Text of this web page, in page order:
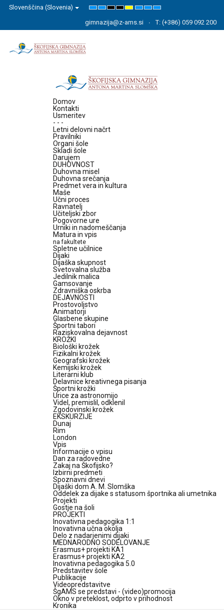
Slovenščina (Slovenia)
Default
NightHigh
Black
White
High
Black
High
Yellow
Set
Font
Set
Font
Set
Font
gimnazija@z-ams.si T: (+386) 059 092 200
Domov
Kontakti
Usmeritev
- - -
Letni delovni načrt
Pravilniki
Organi šole
Skladi šole
Darujem
DUHOVNOST
Duhovna misel
Duhovna srečanja
Predmet vera in kultura
Maše
Učni proces
Ravnatelj
Učiteljski zbor
Pogovorne ure
Urniki in nadomeščanja
Matura in vpis
na fakultete
Spletne učilnice
Dijaki
Dijaška skupnost
Svetovalna služba
Jedilnik malica
Gamsovanje
Zdravniška oskrba
DEJAVNOSTI
Prostovoljstvo
Animatorji
Glasbene skupine
Športni tabori
Raziskovalna dejavnost
KROŽKI
Biološki krožek
Fizikalni krožek
Geografski krožek
Kemijski krožek
Literarni klub
Delavnice kreativnega pisanja
Športni krožki
Urice za astronomijo
Videl, premislil, odklenil
Zgodovinski krožek
EKSKURZIJE
Dunaj
Rim
London
Vpis
Informacije o vpisu
Dan za radovedne
Zakaj na Škofijsko?
Izbirni predmeti
Spoznavni dnevi
Dijaški dom A. M. Slomška
Oddelek za dijake s statusom športnika ali umetnika
Projekti
Gostje na šoli
PROJEKTI
Inovativna pedagogika 1:1
Inovativna učna okolja
Delo z nadarjenimi dijaki
MEDNARODNO SODELOVANJE
Erasmus+ projekti KA1
Erasmus+ projekti KA2
Inovativna pedagogika 5.0
Predstavitev šole
Publikacije
Videopredstavitve
ŠgAMS se predstavi - (video)promocija
Okno v preteklost, odprto v prihodnost
Kronika